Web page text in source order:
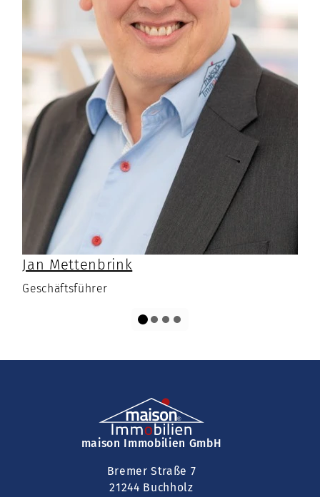
Jan Mettenbrink
Geschäftsführer
maison Immobilien GmbH
Bremer Straße 7
21244 Buchholz